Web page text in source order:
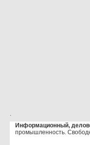
.
Информационный,
промышленность.